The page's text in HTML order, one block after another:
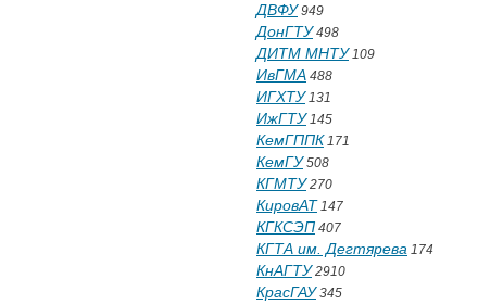
ДВФУ949
ДонГТУ498
ДИТМ МНТУ109
ИвГМА 488
ИГХТУ131
ИжГТУ145
КемГППК 171
КемГУ508
КГМТУ270
КировАТ 147
КГКСЭП 407
КГТА им. Дегтярева 174
КнАГТУ2910
КрасГАУ345